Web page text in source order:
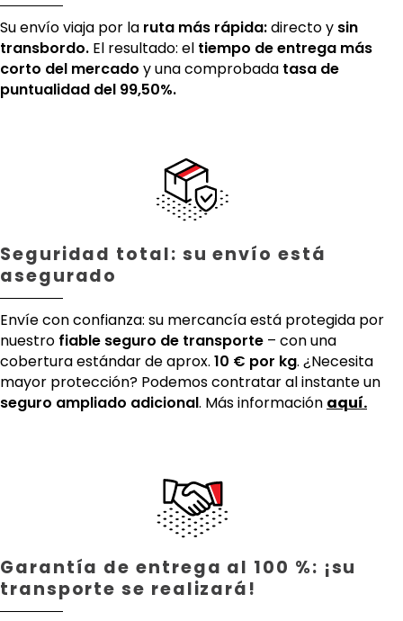
Su envío viaja por la ruta más rápida:directo y sin
transbordo. El resultado: el tiempo de entrega más
corto del mercado y una comprobada tasa de
puntualidad del 99,50%.
Seguridad total: su envío está
asegurado
Envíe con confianza: su mercancía está protegida por
nuestro fiable seguro de transporte – con una
cobertura estándar de aprox. 10 € por kg. ¿Necesita
mayor protección? Podemos contratar al instante un
seguro ampliado adicional. Más información aquí.
Garantía de entrega al 100 %: ¡su
transporte se realizará!